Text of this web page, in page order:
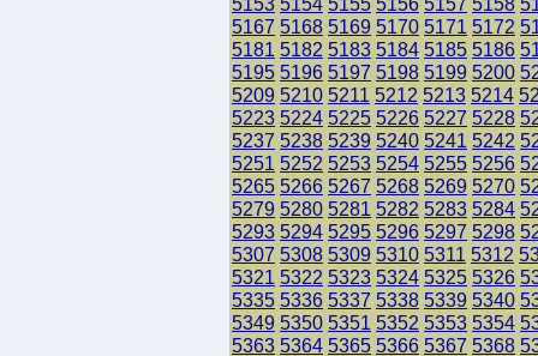
5167 5168 5169 5170 5171 5172
5181 5182 5183 5184 5185 5186
5195 5196 5197 5198 5199 5200
5209 5210 5211 5212 5213 5214
5223 5224 5225 5226 5227 5228
5237 5238 5239 5240 5241 5242
5251 5252 5253 5254 5255 5256
5265 5266 5267 5268 5269 5270
5279 5280 5281 5282 5283 5284
5293 5294 5295 5296 5297 5298
5307 5308 5309 5310 5311 5312
5321 5322 5323 5324 5325 5326
5335 5336 5337 5338 5339 5340
5349 5350 5351 5352 5353 5354
5363 5364 5365 5366 5367 5368